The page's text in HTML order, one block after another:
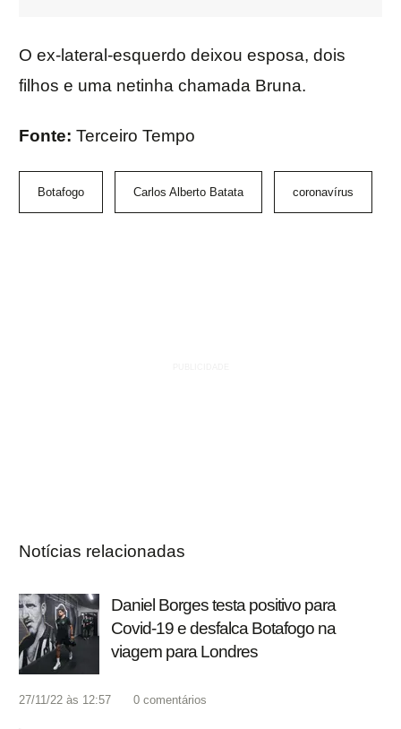
O ex-lateral-esquerdo deixou esposa, dois
filhos e uma netinha chamada Bruna.
Fonte: Terceiro Tempo
Botafogo Carlos Alberto Batata coronavírus
Notícias relacionadas
Daniel Borges testa positivo para
Covid-19 e desfalca Botafogo na
viagem para Londres
27/11/22 às 12:57 0 comentários